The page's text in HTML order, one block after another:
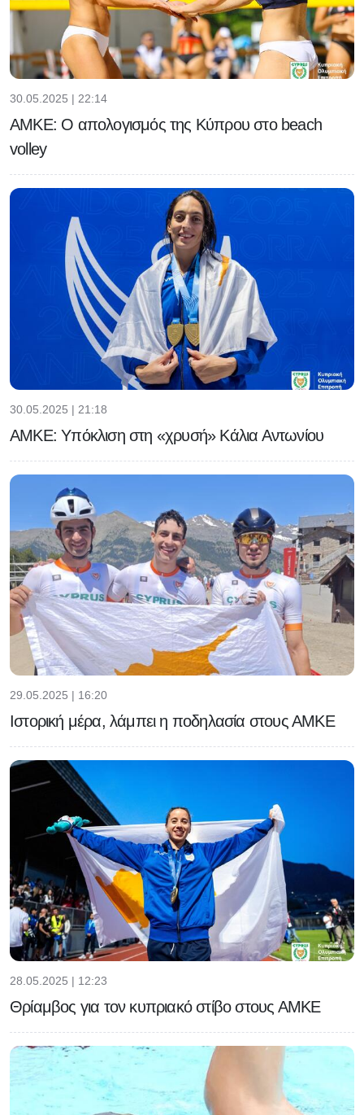
30.05.2025 | 22:14
ΑΜΚΕ: Ο απολογισμός της Κύπρου στο beach
volley
30.05.2025 | 21:18
ΑΜΚΕ: Υπόκλιση στη «χρυσή» Κάλια Αντωνίου
29.05.2025 | 16:20
Ιστορική μέρα, λάμπει η ποδηλασία στους ΑΜΚΕ
28.05.2025 | 12:23
Θρίαμβος για τον κυπριακό στίβο στους ΑΜΚΕ